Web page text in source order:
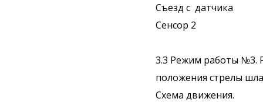
Съезд с датчика
Сенсор 2
3.3 Режим работы №3.
положения стрелы
Схема движения.